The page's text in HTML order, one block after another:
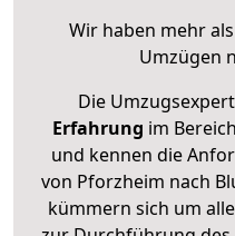
Wir haben mehr
Umzügen
Die
Erfahrung im
und kennen die
von Pforzheim nach
kümmern sich um